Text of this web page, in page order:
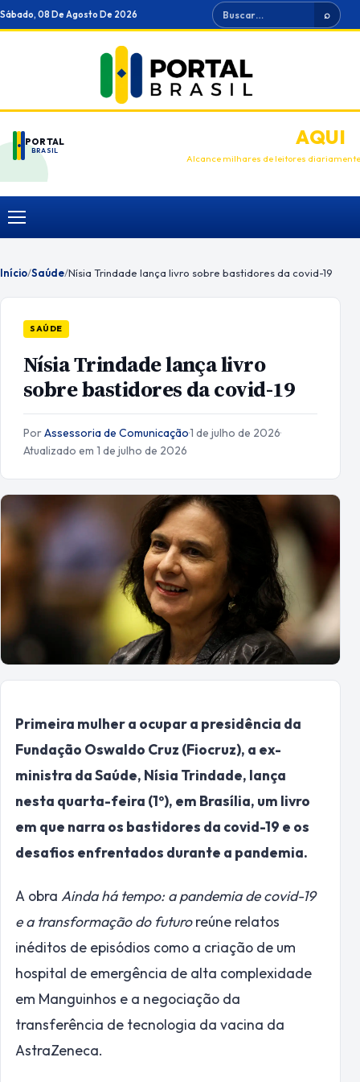
Ir
para
Sábado, 08 De Agosto De 2026 Buscar ⌕
PORTAL
BRASIL
ANUNCIEAQUI
Alcance milhares de leitores diariamente
Menu
Início/Saúde/Nísia Trindade lança livro sobre bastidores da covid-19
SAÚDE
Nísia Trindade lança livro
sobre bastidores da covid-19
PorAssessoria de Comunicação·1 de julho de 2026·
Atualizado em 1 de julho de 2026
Primeira mulher a ocupar a presidência da
Fundação Oswaldo Cruz (Fiocruz), a ex-
ministra da Saúde, Nísia Trindade, lança
nesta quarta-feira (1º), em Brasília, um livro
em que narra os bastidores da covid-19 e os
desafios enfrentados durante a pandemia.
A obra Ainda há tempo: a pandemia de covid-19
e a transformação do futuroreúne relatos
inéditos de episódios como a criação de um
hospital de emergência de alta complexidade
em Manguinhos e a negociação da
transferência de tecnologia da vacina da
AstraZeneca.